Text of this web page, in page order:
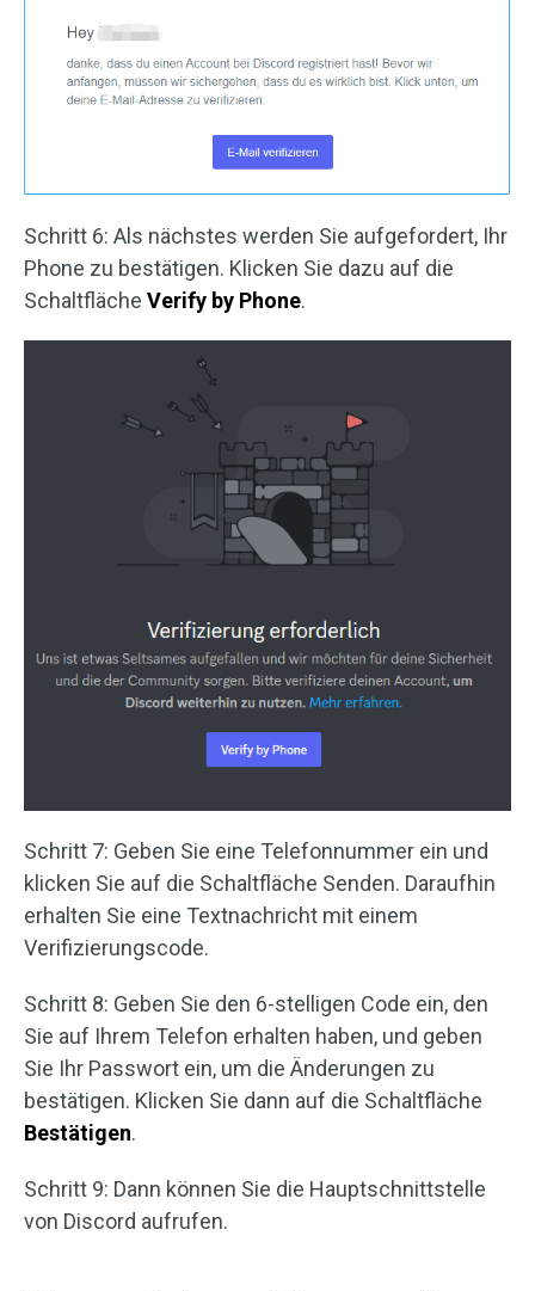
Schritt 6: Als nächstes werden Sie aufgefordert, Ihr
Phone zu bestätigen. Klicken Sie dazu auf die
Schaltfläche Verify by Phone.
Schritt 7: Geben Sie eine Telefonnummer ein und
klicken Sie auf die Schaltfläche Senden. Daraufhin
erhalten Sie eine Textnachricht mit einem
Verifizierungscode.
Schritt 8: Geben Sie den 6-stelligen Code ein, den
Sie auf Ihrem Telefon erhalten haben, und geben
Sie Ihr Passwort ein, um die Änderungen zu
bestätigen. Klicken Sie dann auf die Schaltfläche
Bestätigen.
Schritt 9: Dann können Sie die Hauptschnittstelle
von Discord aufrufen.